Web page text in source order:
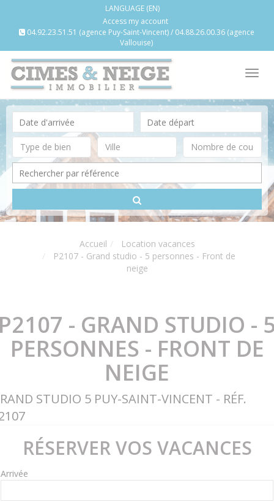
LANGUAGE (EN)
Access my account
04.92.23.51.51 (agence Puy-Saint-Vincent) / 04.88.26.00.36 (agence
Vallouise)
Accueil
Location vacances
P2107 - Grand studio - 5 personnes - Front de
neige
- GRAND STUDIO -
PERSONNES - FRONT DE
NEIGE
STUDIO 5 PUY-SAINT-VINCENT - RÉF.
RÉSERVER VOS VACANCES
Arrivée